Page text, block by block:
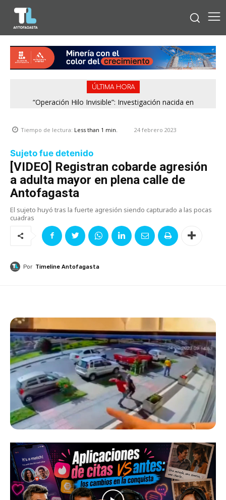
ÚLTIMA HORA
“Operación Hilo Invisible”: Investigación nacida en
Tiempo de lectura: Less than 1 min. 24 febrero 2023
Sujeto fue detenido
[VIDEO] Registran cobarde agresión
a adulta mayor en plena calle de
Antofagasta
El sujeto huyó tras la fuerte agresión siendo capturado a las pocas
cuadras
Por Timeline Antofagasta